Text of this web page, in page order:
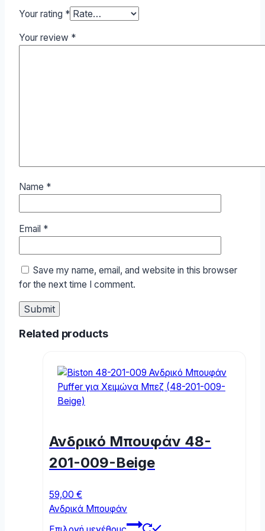
Your rating *
Your review *
Name *
Email *
Save my name, email, and website in this browser
for the next time I comment.
Related products
Ανδρικό Μπουφάν 48-
201-009-Beige
59,00 €
Ανδρικά Μπουφάν